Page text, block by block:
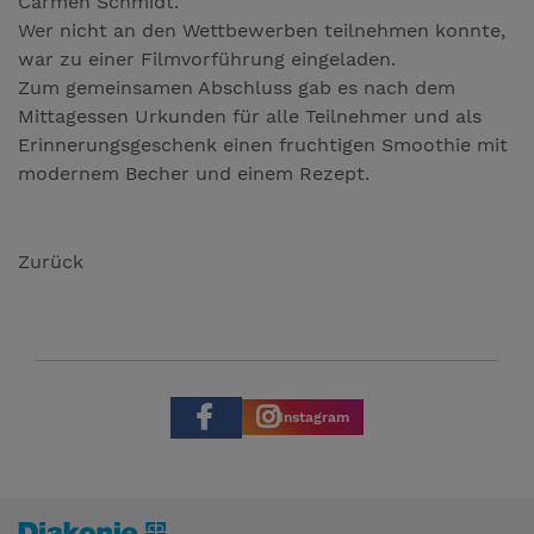
Wer nicht an den Wettbewerben teilnehmen konnte,
war zu einer Filmvorführung eingeladen.
Zum gemeinsamen Abschluss gab es nach dem
Mittagessen Urkunden für alle Teilnehmer und als
Erinnerungsgeschenk einen fruchtigen Smoothie mit
modernem Becher und einem Rezept.
Zurück
Instagram